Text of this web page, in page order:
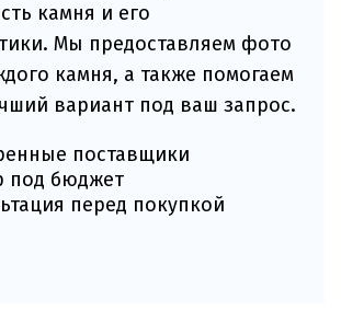
камня и его
Мы предоставляем фото
камня, а также помогаем
вариант под ваш запрос.
поставщики
под бюджет
перед покупкой